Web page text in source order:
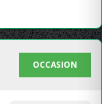
OCCASION